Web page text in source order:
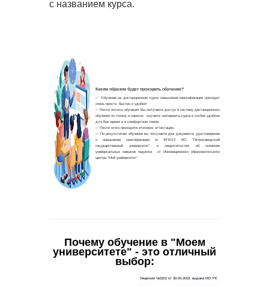
с названием курса.
Почему обучение в "Моем
университете" - это отличный
выбор: